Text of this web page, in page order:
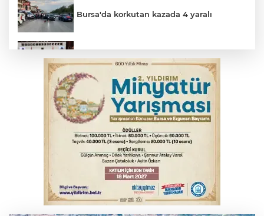
Bursa'da korkutan kazada 4 yaralı
kabul edildi
Kar maskeleriyle araç soyan 5 şüpheli
tutuklandı
Bursa’da samanlık alevlere teslim oldu
Yükseköğretim Kanununda değişiklik
Resmi Gazete'de